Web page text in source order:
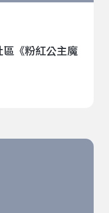
區《粉紅公主魔